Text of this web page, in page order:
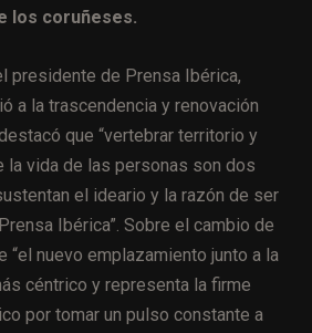
los coruñeses.
presidente de Prensa Ibérica,
a la trascendencia y renovación
que “vertebrar territorio y
la vida de las personas son dos
el ideario y la razón de ser
Ibérica”. Sobre el cambio de
“el nuevo emplazamiento junto a la
céntrico y representa la firme
por tomar un pulso constante a